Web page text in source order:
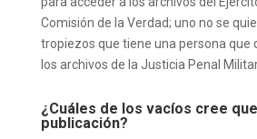
Comisión de la Verdad; uno no se
tropiezos que tiene una persona que
los archivos de la Justicia Penal
¿Cuáles de los vacíos cree
publicación?